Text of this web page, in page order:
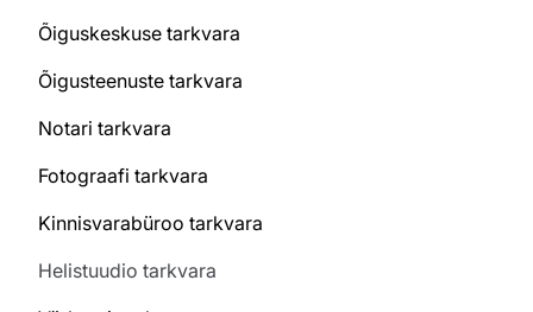
Õiguskeskuse tarkvara
Õigusteenuste tarkvara
Notari tarkvara
Fotograafi tarkvara
Kinnisvarabüroo tarkvara
Helistuudio tarkvara